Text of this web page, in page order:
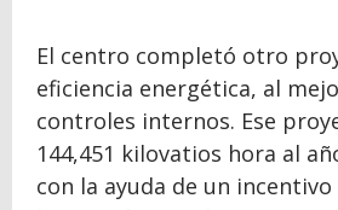
El centro completó otro
eficiencia energética, al
controles internos. Ese
144,451 kilovatios hora al
con la ayuda de un incentivo